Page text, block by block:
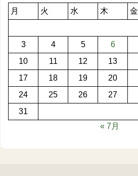
月 火 水 木 金
3
4 5 6
10
11 12 13
17
18 19 20
24
25 26 27
31
« 7月